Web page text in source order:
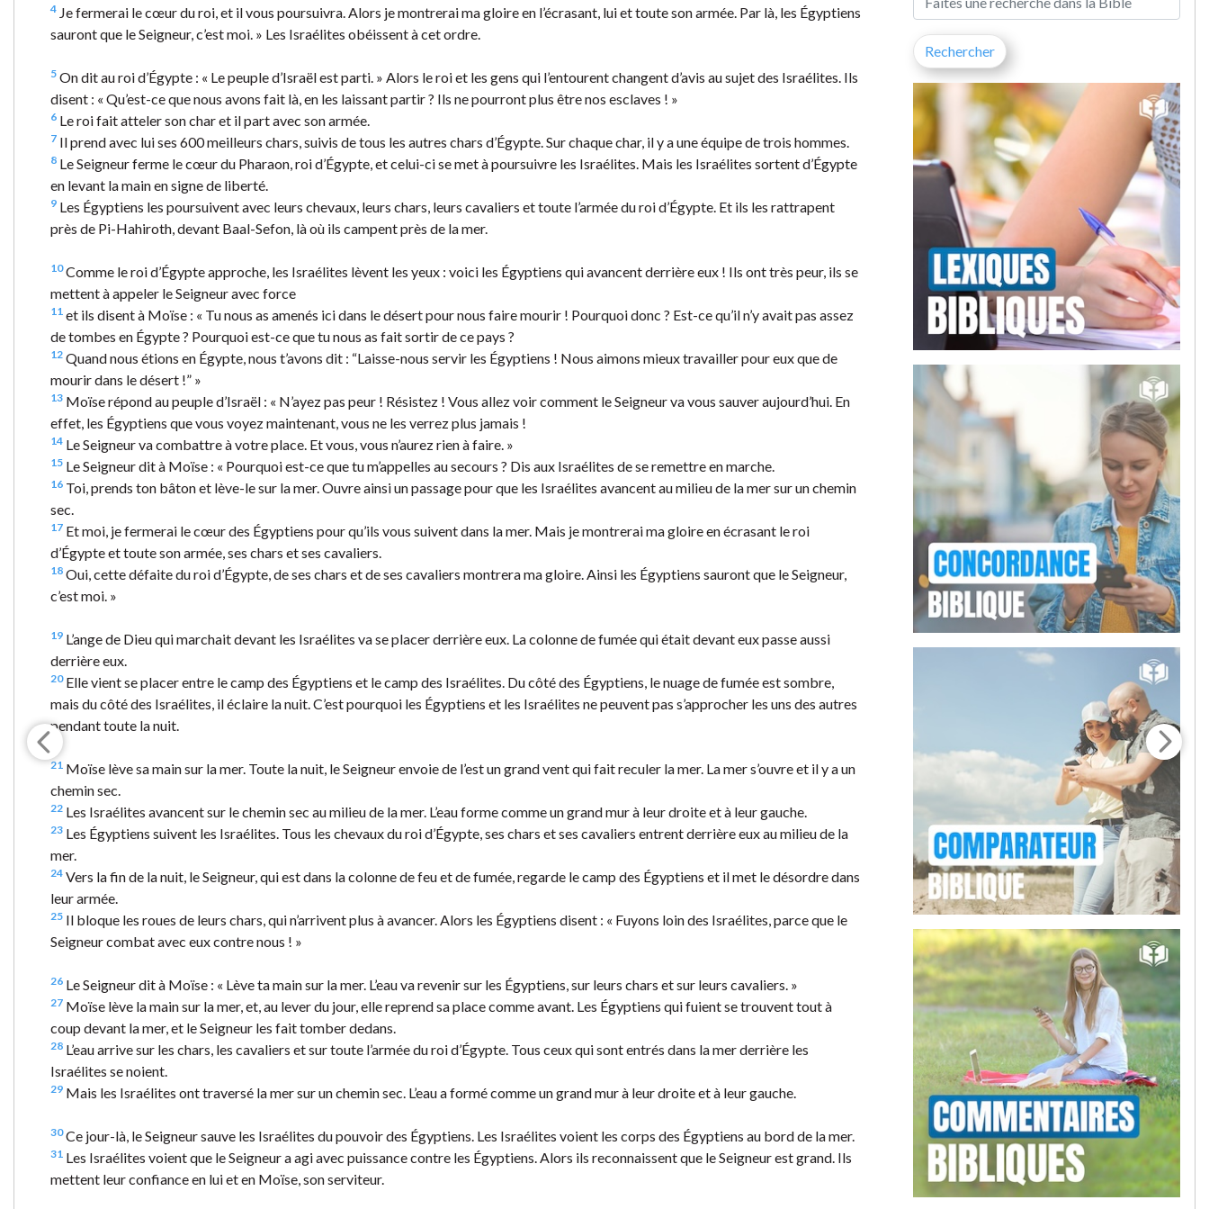
4 Je fermerai le cœur du roi, et il vous poursuivra. Alors je montrerai ma gloire en l’écrasant, lui et toute son armée. Par là, les Égyptiens
sauront que le Seigneur, c’est moi. » Les Israélites obéissent à cet ordre.
5 On dit au roi d’Égypte : « Le peuple d’Israël est parti. » Alors le roi et les gens qui l’entourent changent d’avis au sujet des Israélites. Ils
disent : « Qu’est-ce que nous avons fait là, en les laissant partir ? Ils ne pourront plus être nos esclaves ! »
6 Le roi fait atteler son char et il part avec son armée.
7 Il prend avec lui ses 600 meilleurs chars, suivis de tous les autres chars d’Égypte. Sur chaque char, il y a une équipe de trois hommes.
8 Le Seigneur ferme le cœur du Pharaon, roi d’Égypte, et celui-ci se met à poursuivre les Israélites. Mais les Israélites sortent d’Égypte
en levant la main en signe de liberté.
9 Les Égyptiens les poursuivent avec leurs chevaux, leurs chars, leurs cavaliers et toute l’armée du roi d’Égypte. Et ils les rattrapent
près de Pi-Hahiroth, devant Baal-Sefon, là où ils campent près de la mer.
10Comme le roi d’Égypte approche, les Israélites lèvent les yeux : voici les Égyptiens qui avancent derrière eux ! Ils ont très peur, ils se
mettent à appeler le Seigneur avec force
11 et ils disent à Moïse : « Tu nous as amenés ici dans le désert pour nous faire mourir ! Pourquoi donc ? Est-ce qu’il n’y avait pas assez
de tombes en Égypte ? Pourquoi est-ce que tu nous as fait sortir de ce pays ?
12 Quand nous étions en Égypte, nous t’avons dit : “Laisse-nous servir les Égyptiens ! Nous aimons mieux travailler pour eux que de
mourir dans le désert !” »
13 Moïse répond au peuple d’Israël : « N’ayez pas peur ! Résistez ! Vous allez voir comment le Seigneur va vous sauver aujourd’hui. En
effet, les Égyptiens que vous voyez maintenant, vous ne les verrez plus jamais !
14 Le Seigneur va combattre à votre place. Et vous, vous n’aurez rien à faire. »
15 Le Seigneur dit à Moïse : « Pourquoi est-ce que tu m’appelles au secours ? Dis aux Israélites de se remettre en marche.
16 Toi, prends ton bâton et lève-le sur la mer. Ouvre ainsi un passage pour que les Israélites avancent au milieu de la mer sur un chemin
sec.
17 Et moi, je fermerai le cœur des Égyptiens pour qu’ils vous suivent dans la mer. Mais je montrerai ma gloire en écrasant le roi
d’Égypte et toute son armée, ses chars et ses cavaliers.
18 Oui, cette défaite du roi d’Égypte, de ses chars et de ses cavaliers montrera ma gloire. Ainsi les Égyptiens sauront que le Seigneur,
c’est moi. »
19 L’ange de Dieu qui marchait devant les Israélites va se placer derrière eux. La colonne de fumée qui était devant eux passe aussi
derrière eux.
20Elle vient se placer entre le camp des Égyptiens et le camp des Israélites. Du côté des Égyptiens, le nuage de fumée est sombre,
mais du côté des Israélites, il éclaire la nuit. C’est pourquoi les Égyptiens et les Israélites ne peuvent pas s’approcher les uns des autres
pendant toute la nuit.
21 Moïse lève sa main sur la mer. Toute la nuit, le Seigneur envoie de l’est un grand vent qui fait reculer la mer. La mer s’ouvre et il y a un
chemin sec.
22 Les Israélites avancent sur le chemin sec au milieu de la mer. L’eau forme comme un grand mur à leur droite et à leur gauche.
23 Les Égyptiens suivent les Israélites. Tous les chevaux du roi d’Égypte, ses chars et ses cavaliers entrent derrière eux au milieu de la
mer.
24 Vers la fin de la nuit, le Seigneur, qui est dans la colonne de feu et de fumée, regarde le camp des Égyptiens et il met le désordre dans
leur armée.
25 Il bloque les roues de leurs chars, qui n’arrivent plus à avancer. Alors les Égyptiens disent : « Fuyons loin des Israélites, parce que le
Seigneur combat avec eux contre nous ! »
26 Le Seigneur dit à Moïse : « Lève ta main sur la mer. L’eau va revenir sur les Égyptiens, sur leurs chars et sur leurs cavaliers. »
27 Moïse lève la main sur la mer, et, au lever du jour, elle reprend sa place comme avant. Les Égyptiens qui fuient se trouvent tout à
coup devant la mer, et le Seigneur les fait tomber dedans.
28 L’eau arrive sur les chars, les cavaliers et sur toute l’armée du roi d’Égypte. Tous ceux qui sont entrés dans la mer derrière les
Israélites se noient.
29 Mais les Israélites ont traversé la mer sur un chemin sec. L’eau a formé comme un grand mur à leur droite et à leur gauche.
30Ce jour-là, le Seigneur sauve les Israélites du pouvoir des Égyptiens. Les Israélites voient les corps des Égyptiens au bord de la mer.
31 Les Israélites voient que le Seigneur a agi avec puissance contre les Égyptiens. Alors ils reconnaissent que le Seigneur est grand. Ils
mettent leur confiance en lui et en Moïse, son serviteur.